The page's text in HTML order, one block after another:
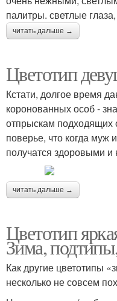
палитры. светлые
читать дальше →
Цветотип
Кстати, долгое время
коронованных особ -
отпрыскам подходящих
поверье, что когда муж
получатся здоровыми
читать дальше →
Цветотип
Зима,
Как другие цветотипы
несколько не совсем